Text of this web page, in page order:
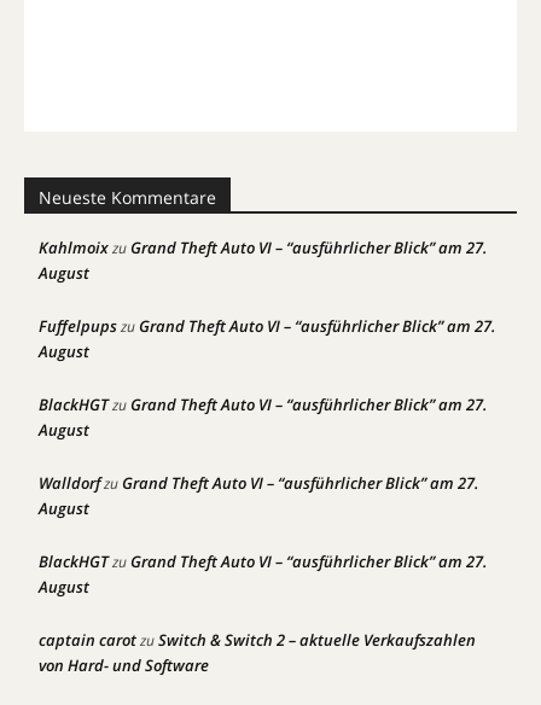
Neueste Kommentare
KahlmoixzuGrand Theft Auto VI – “ausführlicher Blick” am 27.
August
FuffelpupszuGrand Theft Auto VI – “ausführlicher Blick” am 27.
August
BlackHGTzuGrand Theft Auto VI – “ausführlicher Blick” am 27.
August
WalldorfzuGrand Theft Auto VI – “ausführlicher Blick” am 27.
August
BlackHGTzuGrand Theft Auto VI – “ausführlicher Blick” am 27.
August
captain carotzuSwitch & Switch 2 – aktuelle Verkaufszahlen
von Hard- und Software